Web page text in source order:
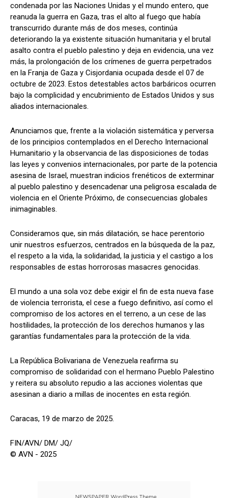
condenada por las Naciones Unidas y el mundo entero, que
reanuda la guerra en Gaza, tras el alto al fuego que había
transcurrido durante más de dos meses, continúa
deteriorando la ya existente situación humanitaria y el brutal
asalto contra el pueblo palestino y deja en evidencia, una vez
más, la prolongación de los crímenes de guerra perpetrados
en la Franja de Gaza y Cisjordania ocupada desde el 07 de
octubre de 2023. Estos detestables actos barbáricos ocurren
bajo la complicidad y encubrimiento de Estados Unidos y sus
aliados internacionales.
Anunciamos que, frente a la violación sistemática y perversa
de los principios contemplados en el Derecho Internacional
Humanitario y la observancia de las disposiciones de todas
las leyes y convenios internacionales, por parte de la potencia
asesina de Israel, muestran indicios frenéticos de exterminar
al pueblo palestino y desencadenar una peligrosa escalada de
violencia en el Oriente Próximo, de consecuencias globales
inimaginables.
Consideramos que, sin más dilatación, se hace perentorio
unir nuestros esfuerzos, centrados en la búsqueda de la paz,
el respeto a la vida, la solidaridad, la justicia y el castigo a los
responsables de estas horrorosas masacres genocidas.
El mundo a una sola voz debe exigir el fin de esta nueva fase
de violencia terrorista, el cese a fuego definitivo, así como el
compromiso de los actores en el terreno, a un cese de las
hostilidades, la protección de los derechos humanos y las
garantías fundamentales para la protección de la vida.
La República Bolivariana de Venezuela reafirma su
compromiso de solidaridad con el hermano Pueblo Palestino
y reitera su absoluto repudio a las acciones violentas que
asesinan a diario a millas de inocentes en esta región.
Caracas, 19 de marzo de 2025.
FIN/AVN/ DM/ JQ/
© AVN - 2025